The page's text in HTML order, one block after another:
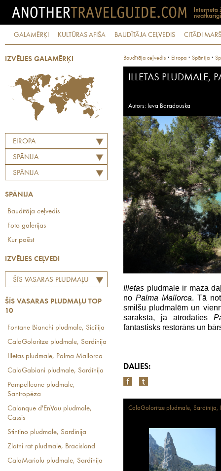
GALAMĒRĶI KULTŪRAS AFIŠA BAUDĪTĀJA CEĻVEDIS CITĀDI
IZVĒLIES GALAMĒRĶI
EIROPA
SPĀNIJA
SPĀNIJA
SPĀNIJA
Baudītāja ceļvedis
Foto galerijas
Kur paēst
IZVĒLIES CEĻVEDI
ŠĪS VASARAS PLUDMAĻU
ŠĪS VASARAS PLUDMAĻU TOP
10
Fontane Bianchi pludmale, Sicīlija
CalaGoloritze pludmale, Sardīnija
Illetas pludmale, Palma Mallorca
CalaGabiani pludmale, Sardīnija
Pampelleone pludmale,
Santropēza
Calanque d'EnVau pludmale,
Cassis
Stintino pludmale, Sardīnija
Zlatni rat pludmale, Bracisland
CalaMariolu pludmale, Sardīnija
Baudītāja ceļvedis · Eiropa · Spānija ·
ILLETAS PLUDMALE,
Autors: Ieva Baradouska
Illetas pludmale ir maza
noPalma Mallorca. Tā
smilšu pludmalēm un
sarakstā, ja atrodaties
fantastisks restorāns un
DALIES:
CalaGoloritze pludmale, Sardīnija,